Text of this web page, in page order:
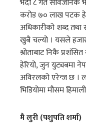
भदौ ८ गते
करोड ७० लाख पटक
अधिकारीको शब्द
खुबै चल्यो । यसले
श्रोताबाट निकै
हेरियो, जुन युट्यबमा
अविरलको एरेन्ज छ ।
भिडियोमा मौसम
मै लुरी (पशुपति शर्मा)